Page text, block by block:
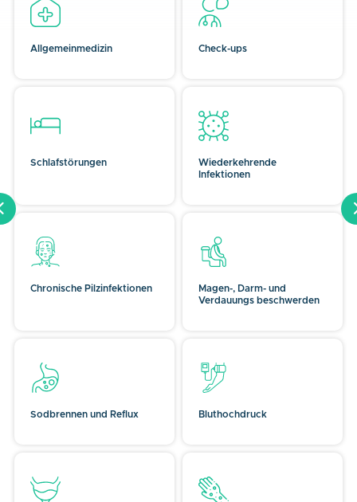
Allgemeinmedizin Check-ups
Schlafstörungen
Wiederkehrende
Infektionen
Chronische Pilzinfektionen
Magen-, Darm- und
Verdauungs beschwerden
Sodbrennen und Reflux Bluthochdruck